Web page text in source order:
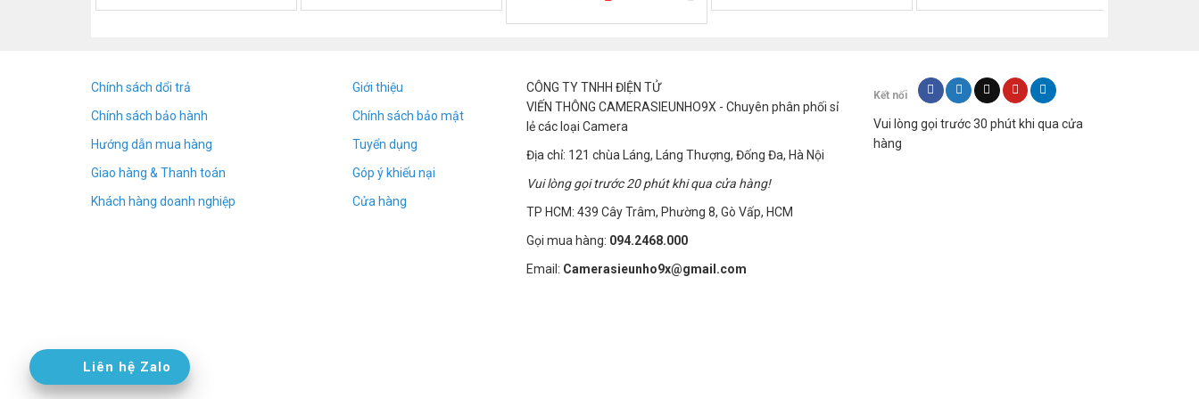
Độ nhạy: 5 cấp độ điều chỉnh
Dãy tần số Dãy tần số nhận: 1MHz-6.5GHz
Ống kính quang học: Kính lọc đặc biệt đặc biệt
Phạm vi Máy dò la-de: 10 cm – 6 M
Tài liệu: PC
Chức năng: báo động âm thanh rung còi, cảm biến rung, chống Báo Trộm, Đèn Pin, quét máy quay lỗ kim
(1) Nhấn và giữ công tắc điện trong 3-5 giây. Sau khi nghe âm thanh “nhỏ giọt”, hãy thả ngón tay ra và đèn đèn báo màu xanh dương sẽ sáng lên. Khi bạn bật
máy, nó sẽ phát hiện chế độ Camera không dây và thiết bị giám sát không dây theo mặc định.
Chính sách dổi trả
Chính sách bảo hành
Hướng dẫn mua hàng
Giao hàng & Thanh toán
Khách hàng doanh nghiệp
Giới thiệu
Chính sách bảo mật
Tuyển dụng
Góp ý khiếu nại
Cửa hàng
CÔNG TY TNHH ĐIỆN TỬ
VIẾN THÔNG CAMERASIEUNHO9X - Chuyên phân phối sỉ
lẻ các loại Camera
Địa chỉ: 121 chùa Láng, Láng Thượng, Đống Đa, Hà Nội
Vui lòng gọi trước 20 phút khi qua cửa hàng!
TP HCM: 439 Cây Trâm, Phường 8, Gò Vấp, HCM
Gọi mua hàng: 094.2468.000
Email: Camerasieunho9x@gmail.com
Kết nối
Vui lòng gọi trước 30 phút khi qua cửa
hàng
Liên hệ Zalo